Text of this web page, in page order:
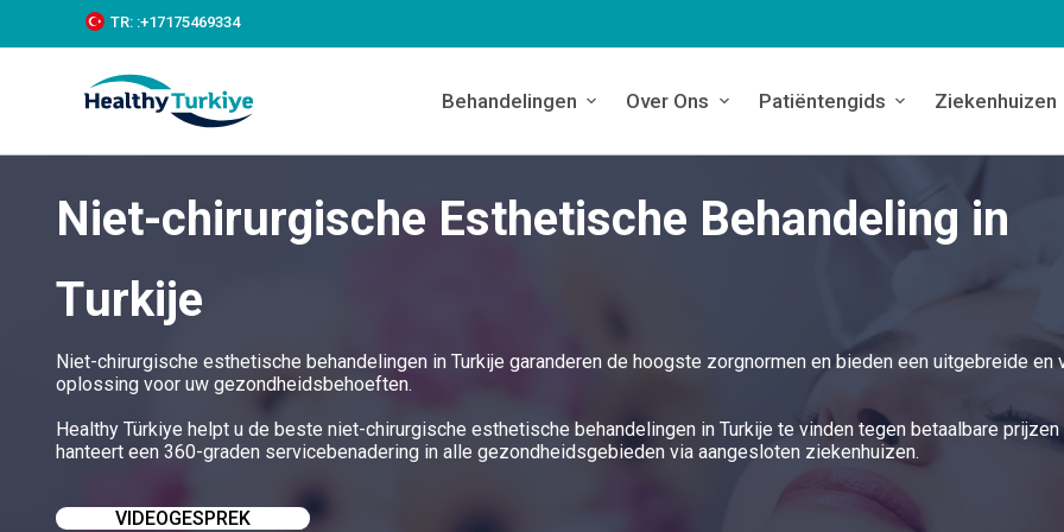
k
c
TR: :+‪17175469334‬
Behandelingen Over Ons Patiëntengids Ziekenhuizen
Niet-chirurgische Esthetische Behandeling in
Turkije
Niet-chirurgische esthetische behandelingen in Turkije garanderen de hoogste zorgnormen en bieden een uitgebreide en
oplossing voor uw gezondheidsbehoeften.
Healthy Türkiye helpt u de beste niet-chirurgische esthetische behandelingen in Turkije te vinden tegen betaalbare prijzen
hanteert een 360-graden servicebenadering in alle gezondheidsgebieden via aangesloten ziekenhuizen.
VIDEOGESPREK